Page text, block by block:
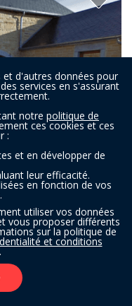
- À 4,0 km
d'autres données pour
services en s'assurant
notre politique de
ces cookies et ces
:
et en développer de
leur efficacité.
en fonction de vos
utiliser vos données
vous proposer différents
sur la politique de
et conditions
.